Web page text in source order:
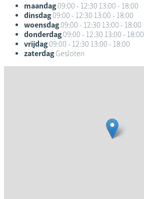
maandag09:00 - 12:30 13:00 - 18:00
dinsdag09:00 - 12:30 13:00 - 18:00
woensdag09:00 - 12:30 13:00 - 18:00
donderdag09:00 - 12:30 13:00 - 18:00
vrijdag09:00 - 12:30 13:00 - 18:00
zaterdag Gesloten